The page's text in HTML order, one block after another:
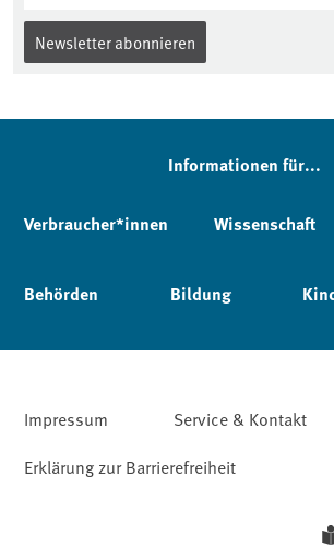
Newsletter abonnieren
Informationen für...
Verbraucher*innen Wissenschaft
Behörden Bildung
Impressum Service & Kontakt
Erklärung zur Barrierefreiheit